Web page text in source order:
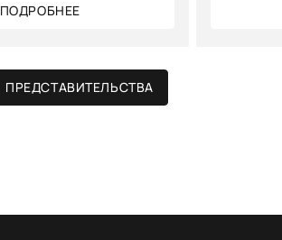
ПОДРОБНЕЕ
ПРЕДСТАВИТЕЛЬСТВА